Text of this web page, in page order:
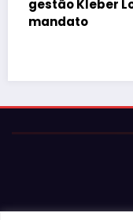
© 2026 Jota